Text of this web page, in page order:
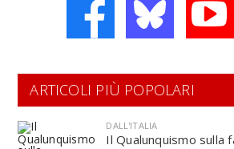
ARTICOLI PIÙ POPOLARI
DALL'ITALIA
Il Qualunquismo sulla